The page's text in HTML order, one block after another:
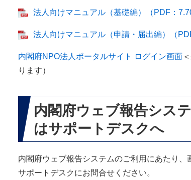
法人向けマニュアル（基礎編）（PDF：
法人向けマニュアル（申請・届出編）（
内閣府NPO法人ポータルサイト ログイン画面
ります）
内閣府ウェブ報告シス
はサポートデスクへ
内閣府ウェブ報告システムのご利用にあたり
サポートデスクにお問合せください。